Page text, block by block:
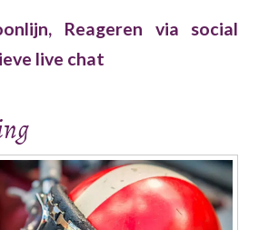
Reageren via social
live chat